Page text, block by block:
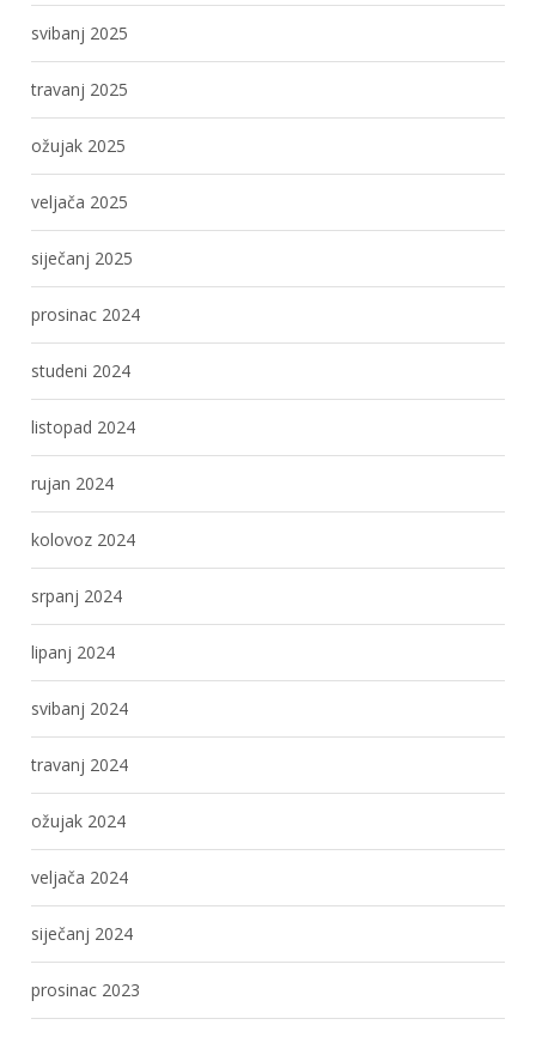
svibanj 2025
travanj 2025
ožujak 2025
veljača 2025
siječanj 2025
prosinac 2024
studeni 2024
listopad 2024
rujan 2024
kolovoz 2024
srpanj 2024
lipanj 2024
svibanj 2024
travanj 2024
ožujak 2024
veljača 2024
siječanj 2024
prosinac 2023